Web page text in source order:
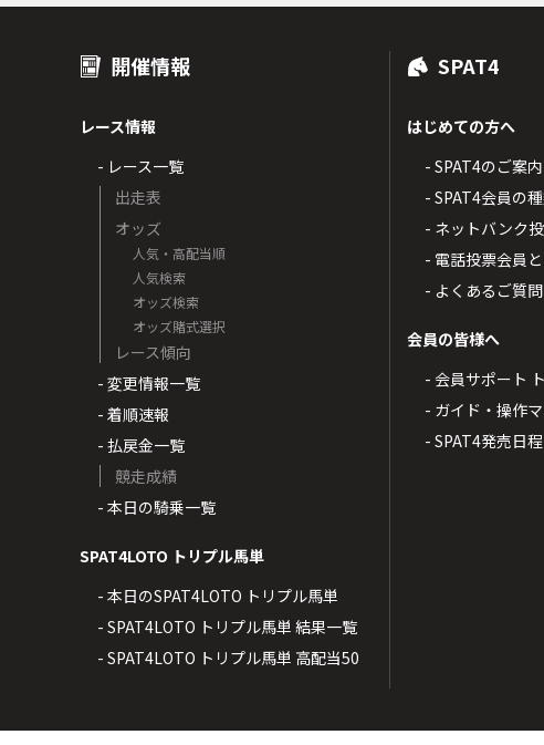
開催情報
レース情報
- レース一覧
出走表
オッズ
人気・高配当順
人気検索
オッズ検索
オッズ賭式選択
レース傾向
- 変更情報一覧
- 着順速報
- 払戻金一覧
競走成績
- 本日の騎乗一覧
SPAT4LOTO トリプル馬単
- 本日のSPAT4LOTO トリプル馬単
- SPAT4LOTO トリプル馬単 結果一覧
- SPAT4LOTO トリプル馬単 高配当50
SPAT4
はじめての方へ
- SPAT4のご案
- SPAT4会員の
- ネットバンク
- 電話投票会員
- よくあるご質問
会員の皆様へ
- 会員サポート
- ガイド・操作
- SPAT4発売日程